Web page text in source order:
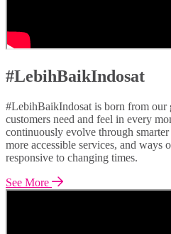
#LebihBaikIndosat
#LebihBaikIndosat is born from our
customers need and feel in every
continuously evolve through
more accessible services, and
responsive to changing times.
See More